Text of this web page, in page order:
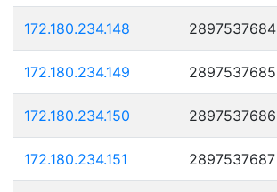
172.180.234.148 2897537684
172.180.234.149 2897537685
172.180.234.150 2897537686
172.180.234.151 2897537687